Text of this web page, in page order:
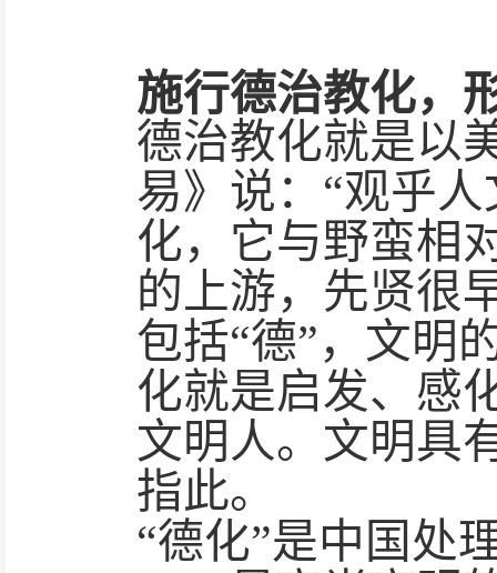
施行德治教化，
德治教化就是以
易》说： “观乎
化，它与野蛮相
的上游，先贤很
包括“德”，文明
化就是启发、感
文明人。文明具
指此。
“德化”是中国处